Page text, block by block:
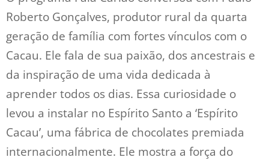
Roberto Gonçalves, produtor rural da quarta
geração de família com fortes vínculos com o
Cacau. Ele fala de sua paixão, dos ancestrais e
da inspiração de uma vida dedicada à
aprender todos os dias. Essa curiosidade o
levou a instalar no Espírito Santo a ‘Espírito
Cacau’, uma fábrica de chocolates premiada
internacionalmente. Ele mostra a força do